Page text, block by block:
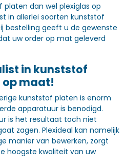
platen dan wel plexiglas op
in allerlei soorten kunststof
bestelling geeft u de gewenste
uw order op mat geleverd
in kunststof
op maat!
kunststof platen is enorm
apparatuur is benodigd.
is het resultaat toch niet
zagen. Plexideal kan namelijk
manier van bewerken, zorgt
hoogste kwaliteit van uw